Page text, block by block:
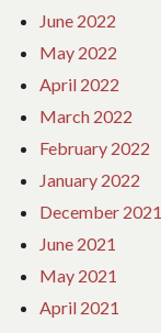
June 2022
May 2022
April 2022
March 2022
February 2022
January 2022
December 2021
June 2021
May 2021
April 2021